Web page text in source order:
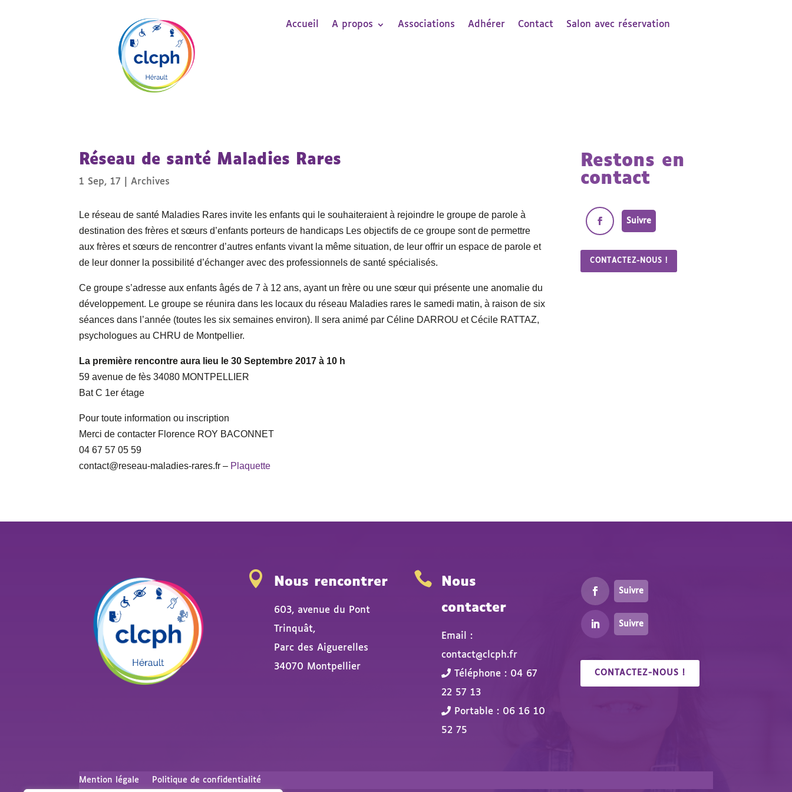
Accueil A propos Associations Adhérer Contact Salon avec réservation
Réseau de santé Maladies Rares
1 Sep, 17 |Archives
Le réseau de santé Maladies Rares invite les enfants qui le souhaiteraient à rejoindre le groupe de parole à
destination des frères et sœurs d’enfants porteurs de handicaps Les objectifs de ce groupe sont de permettre
aux frères et sœurs de rencontrer d’autres enfants vivant la même situation, de leur offrir un espace de parole et
de leur donner la possibilité d’échanger avec des professionnels de santé spécialisés.
Ce groupe s’adresse aux enfants âgés de 7 à 12 ans, ayant un frère ou une sœur qui présente une anomalie du
développement. Le groupe se réunira dans les locaux du réseau Maladies rares le samedi matin, à raison de six
séances dans l’année (toutes les six semaines environ). Il sera animé par Céline DARROU et Cécile RATTAZ,
psychologues au CHRU de Montpellier.
La première rencontre aura lieu le 30 Septembre 2017 à 10 h
59 avenue de fès 34080 MONTPELLIER
Bat C 1er étage
Pour toute information ou inscription
Merci de contacter Florence ROY BACONNET
04 67 57 05 59
contact@reseau-maladies-rares.fr – Plaquette
Restons en
contact
Suivre
CONTACTEZ-NOUS !
 Nous rencontrer
603, avenue du Pont
Trinquât,
Parc des Aiguerelles
34070 Montpellier

Nous
contacter
Email :
contact@clcph.fr
Téléphone : 04 67
22 57 13
Portable : 06 16 10
52 75
Suivre
Suivre
CONTACTEZ-NOUS !
Mention légale Politique de confidentialité